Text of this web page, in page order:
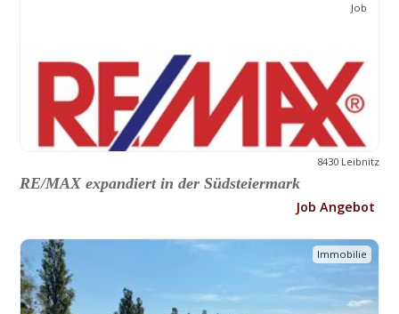
Job
8430 Leibnitz
RE/MAX expandiert in der Südsteiermark
Job Angebot
Immobilie